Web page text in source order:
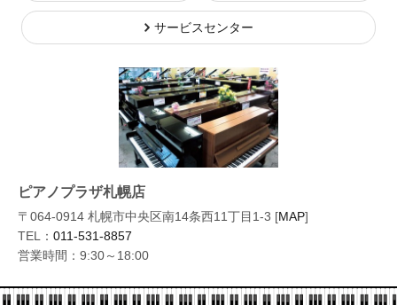
サービスセンター
ピアノプラザ札幌店
〒064-0914 札幌市中央区南14条西11丁目1-3 [MAP]
TEL： 011-531-8857
営業時間：9:30～18:00